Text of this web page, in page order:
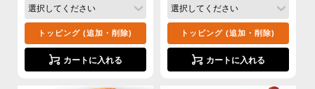
トッピング (追加・削除)
カートに入れる
トッピング (追加・削除)
カートに入れる